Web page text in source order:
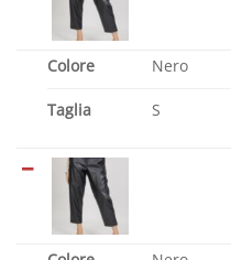
Colore Nero
Taglia S